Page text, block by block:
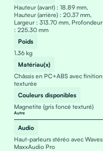
Hauteur (avant) : 18.89 mm,
Hauteur (arrière) : 20.37 mm,
Largeur : 313.70 mm, Profondeur
: 225.30 mm
Poids
1.36 kg
Matériau(x)
Châssis en PC+ABS avec finition
texturée
Couleurs disponibles
Magnetite (gris foncé texturé)
Autre
Audio
Haut-parleurs stéréo avec Waves
MaxxAudio Pro